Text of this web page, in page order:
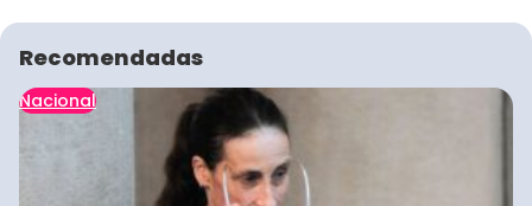
Recomendadas
Nacional